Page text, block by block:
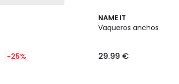
-25%
NAME IT
Vaqueros anchos
29.99 €